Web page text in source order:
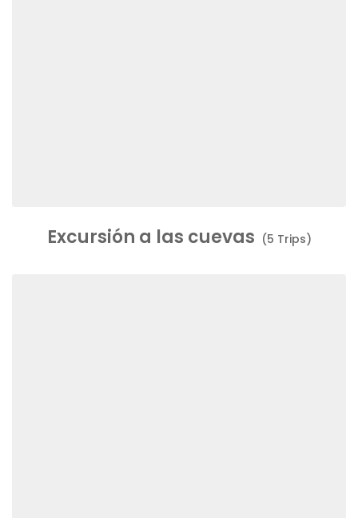
Excursión a las cuevas (5 Trips)